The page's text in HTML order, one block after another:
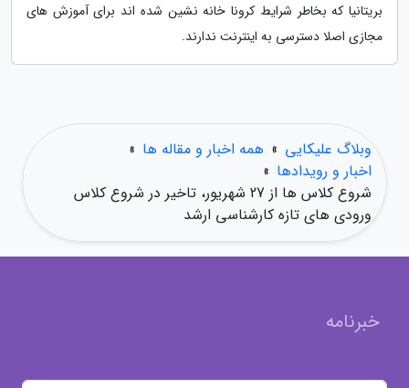
بریتانیا که بخاطر شرایط کرونا خانه نشین شده اند برای آموزش های
مجازی اصلا دسترسی به اینترنت ندارند.
وبلاگ علیکایی » همه اخبار و مقاله ها »
اخبار و رویدادها »
شروع کلاس ها از 27 شهریور، تاخیر در شروع کلاس
ورودی های تازه کارشناسی ارشد
خبرنامه